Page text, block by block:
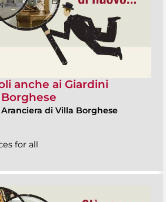
anche ai Giardini
di Villa Borghese
for all